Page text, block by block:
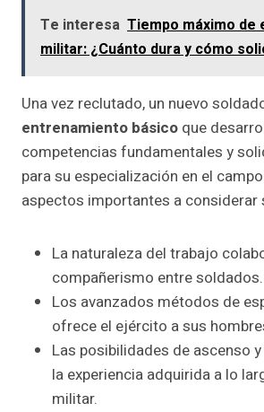
Te interesa Tiempo máximo de
militar: ¿Cuánto dura y cómo
Una vez reclutado, un nuevo
entrenamiento básico que
competencias fundamentales y
para su especialización en el
aspectos importantes a considerar
La naturaleza del trabajo
compañerismo entre soldados.
Los avanzados métodos de
ofrece el ejército a sus
Las posibilidades de ascenso
la experiencia adquirida a lo
militar.